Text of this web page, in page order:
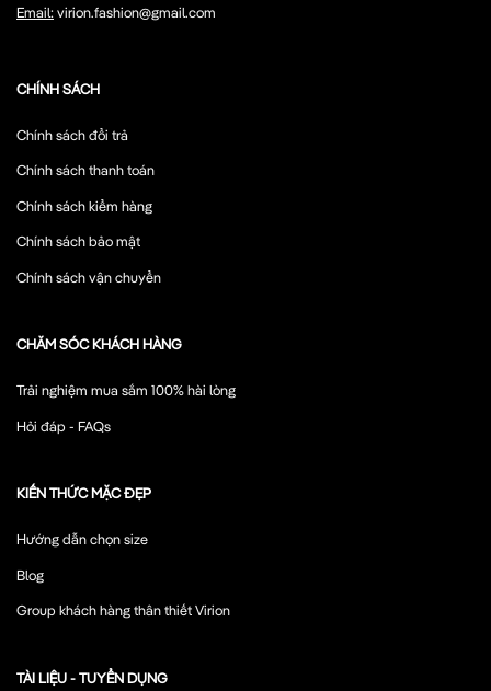
Email:virion.fashion@gmail.com
CHÍNH SÁCH
Chính sách đổi trả
Chính sách thanh toán
Chính sách kiểm hàng
Chính sách bảo mật
Chính sách vận chuyển
CHĂM SÓC KHÁCH HÀNG
Trải nghiệm mua sắm 100% hài lòng
Hỏi đáp - FAQs
KIẾN THỨC MẶC ĐẸP
Hướng dẫn chọn size
Blog
Group khách hàng thân thiết Virion
TÀI LIỆU - TUYỂN DỤNG